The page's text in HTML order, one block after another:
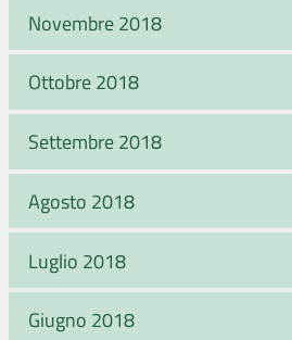
Novembre 2018
Ottobre 2018
Settembre 2018
Agosto 2018
Luglio 2018
Giugno 2018